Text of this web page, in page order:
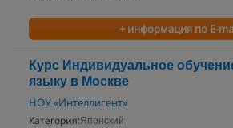
+ информация по E-
Курс Индивидуальное
языку в Москве
НОУ «Интеллигент»
Категория:Японский